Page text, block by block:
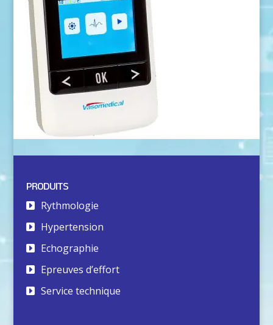
PRODUITS
Rythmologie
Hypertension
Echographie
Epreuves d’effort
Service technique